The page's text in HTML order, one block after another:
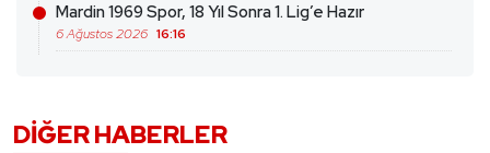
Mardin 1969 Spor, 18 Yıl Sonra 1. Lig’e Hazır
6 Ağustos 2026 16:16
DIĞER HABERLER